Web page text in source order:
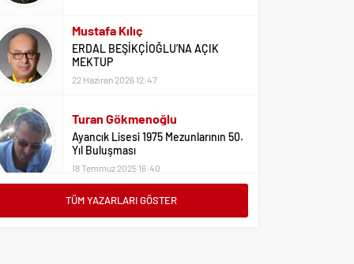
Turan Gökmenoğlu
Ayancık Lisesi 1975 Mezunlarının 50.
Yıl Buluşması
Adil Yıldız
Bu Sene Fenerbahçe Ülke Puanlarını
TÜM YAZARLARI GÖSTER